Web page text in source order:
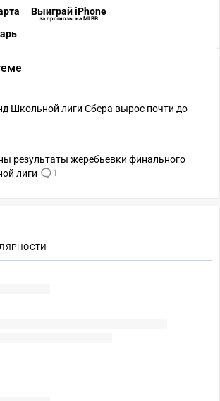
Выиграй iPhone
за прогнозы на MLBB
Школьной лиги Сбера вырос почти до
результаты жеребьевки финального
лиги
1